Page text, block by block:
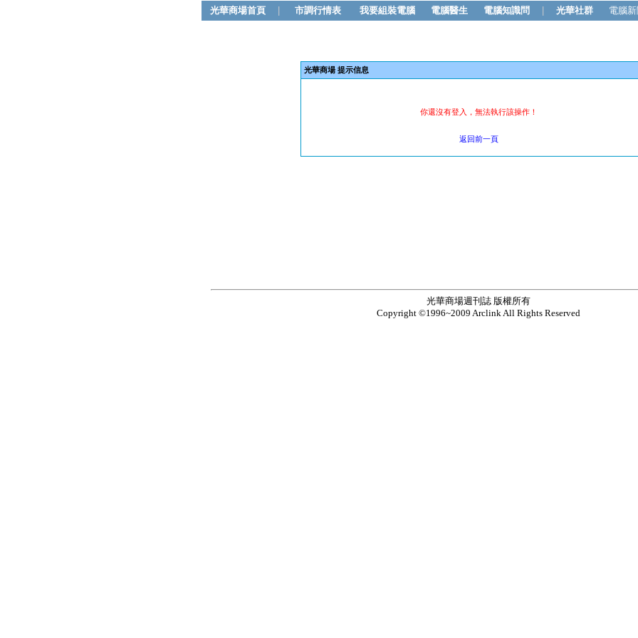
光華商場首頁 市調行情表 我要組裝電腦 電腦醫生 電腦知識問 光華社群 電腦新
光華商場 提示信息
你還沒有登入，無法執行該操作！
返回前一頁
光華商場週刊誌 版權所有
Copyright ©1996~2009 Arclink All Rights Reserved